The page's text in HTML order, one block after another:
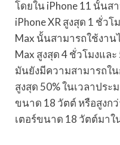
โดยใน iPhone 11 นั้น
iPhone XR สูงสุด 1 ชั่วโ
Max นั้นสามารถใช้งาน
Max สูงสุด 4 ชั่วโมงแล
มันยังมีความสามารถใ
สูงสุด 50% ในเวลาปร
ขนาด 18 วัตต์ หรือสูงก
เตอร์ขนาด 18 วัตต์มาใ